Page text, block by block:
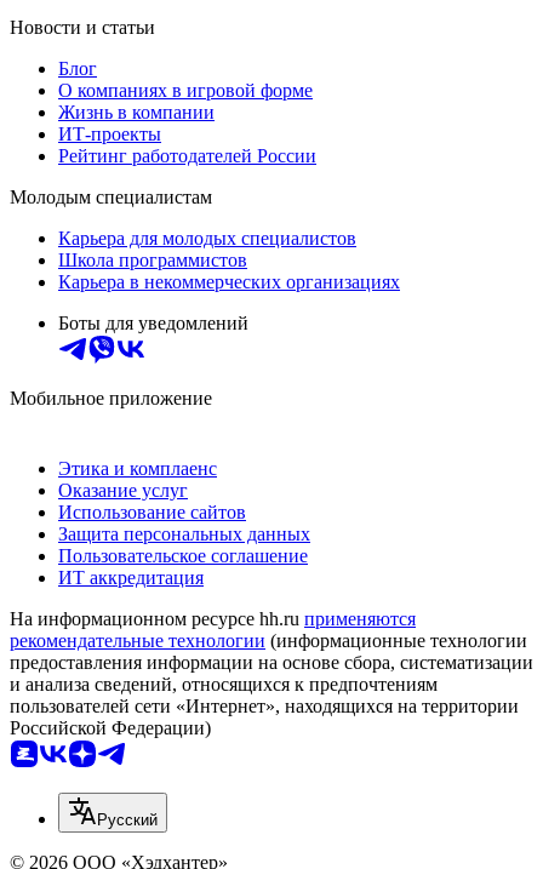
Новости и статьи
Блог
О компаниях в игровой форме
Жизнь в компании
ИТ-проекты
Рейтинг работодателей России
Молодым специалистам
Карьера для молодых специалистов
Школа программистов
Карьера в некоммерческих организациях
Боты для уведомлений
Мобильное приложение
Этика и комплаенс
Оказание услуг
Использование сайтов
Защита персональных данных
Пользовательское соглашение
ИТ аккредитация
На информационном ресурсе hh.ru применяются
рекомендательные технологии (информационные технологии
предоставления информации на основе сбора, систематизации
и анализа сведений, относящихся к предпочтениям
пользователей сети «Интернет», находящихся на территории
Российской Федерации)
Русский
© 2026 ООО «Хэдхантер»